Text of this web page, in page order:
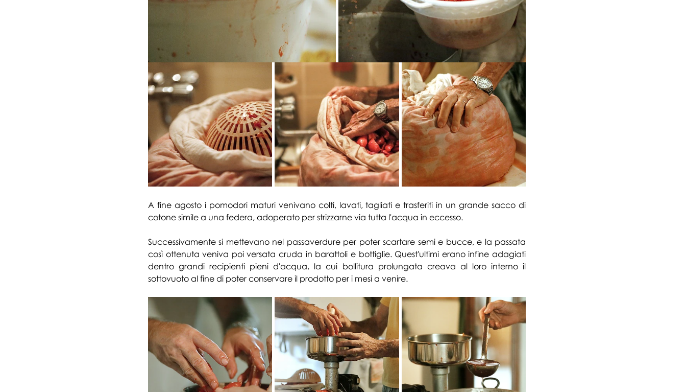
A fine agosto i pomodori maturi venivano colti, lavati, tagliati e trasferiti in un grande sacco di
cotone simile a una federa, adoperato per strizzarne via tutta l'acqua in eccesso.
Successivamente si mettevano nel passaverdure per poter scartare semi e bucce, e la passata
così ottenuta veniva poi versata cruda in barattoli e bottiglie. Quest'ultimi erano infine adagiati
dentro grandi recipienti pieni d'acqua, la cui bollitura prolungata creava al loro interno il
sottovuoto al fine di poter conservare il prodotto per i mesi a venire.